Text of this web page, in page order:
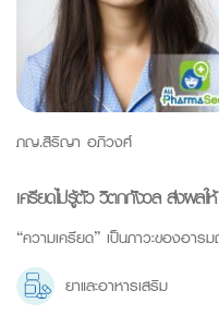
ภญ.สิริญา อภิวงศ์
เครียดไม่รู้ตัว วิตกกังวล ส่งผลใ
“ความเครียด” เป็นภาวะของอาร
ยาและอาหารเสริม